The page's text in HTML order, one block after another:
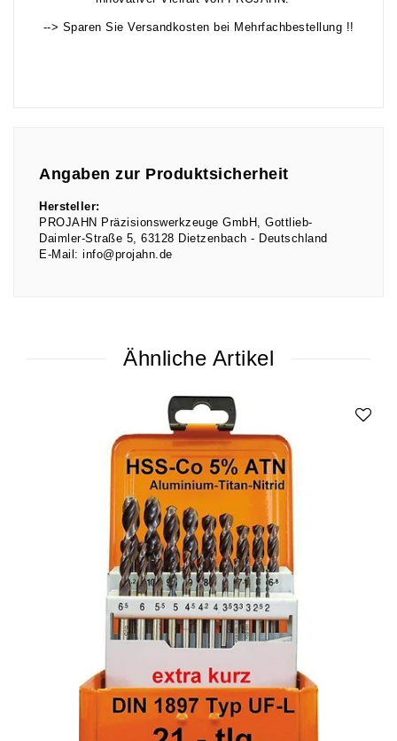
--> Sparen Sie Versandkosten bei Mehrfachbestellung !!
Angaben zur Produktsicherheit
Hersteller:
PROJAHN Präzisionswerkzeuge GmbH
Gottlieb-
Daimler-Straße 5 63128 Dietzenbach
Deutschland
E-Mail: info@projahn.de
Ähnliche Artikel